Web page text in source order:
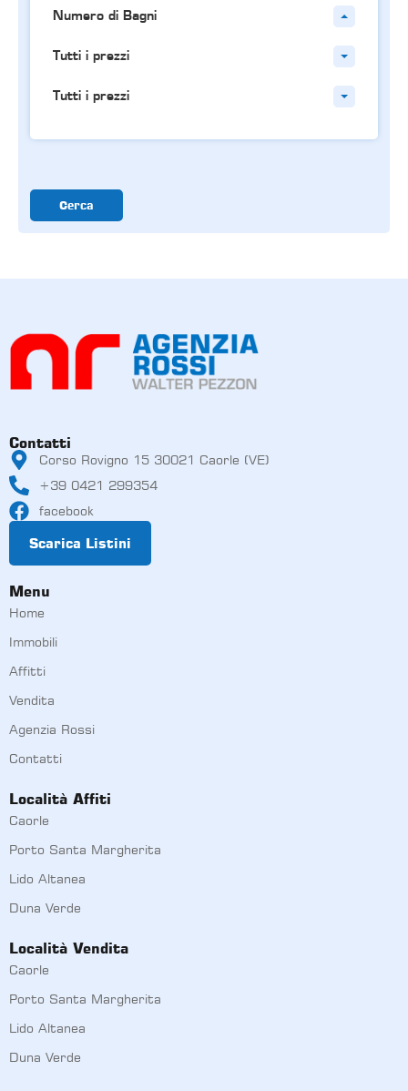
Numero di Bagni
Tutti i prezzi
Tutti i prezzi
Cerca
Contatti
Corso Rovigno 15 30021 Caorle (VE)
+39 0421 299354
facebook
Scarica Listini
Menu
Home
Immobili
Affitti
Vendita
Agenzia Rossi
Contatti
Località Affiti
Caorle
Porto Santa Margherita
Lido Altanea
Duna Verde
Località Vendita
Caorle
Porto Santa Margherita
Lido Altanea
Duna Verde